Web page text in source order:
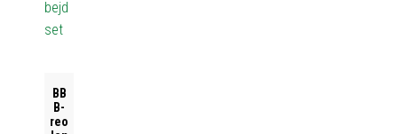
bejd
set
BB
B-
reo